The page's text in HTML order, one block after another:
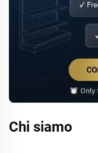
Chi siamo